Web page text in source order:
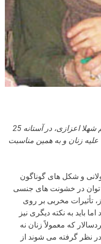
مطلب زیر به قلم شهلا اعزازی، در آستانه 25
علیه زنان و به همین مناسبت
و شکل های گوناگون
در خشونت های جنسی
تأثیرات مخربی بر روی
باید به نکته دیگری نیز
که معمولاً زنان نه
نظر گرفته می شوند از